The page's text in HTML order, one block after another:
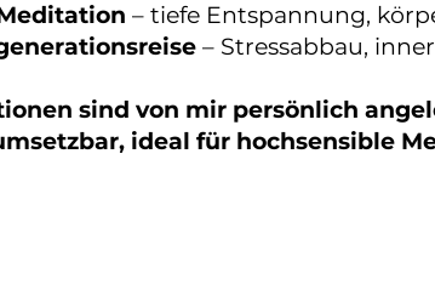
– tiefe Entspannung,
– Stressabbau,
sind von mir persönlich
ideal für hochsensible